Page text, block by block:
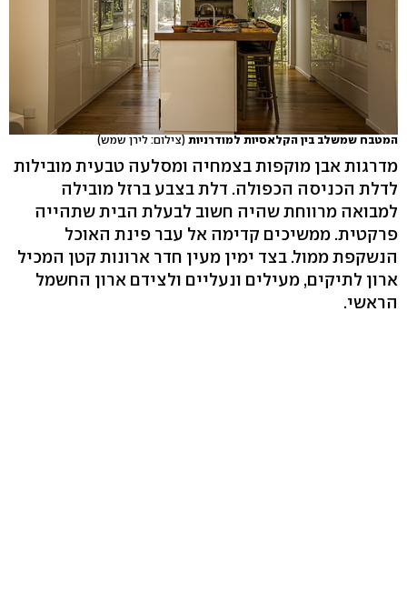
המטבח שמשלב בין הקלאסיות למודרניות(צילום: לירן שמש)
מדרגות אבן מוקפות בצמחיה ומסלעה טבעית מובילות
לדלת הכניסה הכפולה. דלת בצבע ברזל מובילה
למבואה מרווחת שהיה חשוב לבעלת הבית שתהייה
פרקטית. ממשיכים קדימה אל עבר פינת האוכל
הנשקפת ממול. בצד ימין מעין חדר ארונות קטן המכיל
ארון לתיקים, מעילים ונעליים ולצידם ארון החשמל
הראשי.